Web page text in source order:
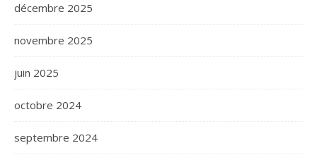
décembre 2025
novembre 2025
juin 2025
octobre 2024
septembre 2024